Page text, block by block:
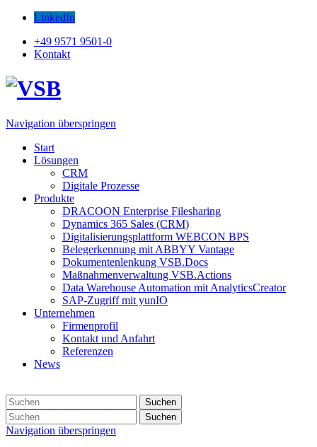
LinkedIn
+49 9571 9501-0
Kontakt
Navigation überspringen
Start
Lösungen
CRM
Digitale Prozesse
Produkte
DRACOON Enterprise Filesharing
Dynamics 365 Sales (CRM)
Digitalisierungsplattform WEBCON BPS
Belegerkennung mit ABBYY Vantage
Dokumentenlenkung VSB.Docs
Maßnahmenverwaltung VSB.Actions
Data Warehouse Automation mit AnalyticsCreator
SAP-Zugriff mit yunIO
Unternehmen
Firmenprofil
Kontakt und Anfahrt
Referenzen
News
Suchen
Suchen
Navigation überspringen